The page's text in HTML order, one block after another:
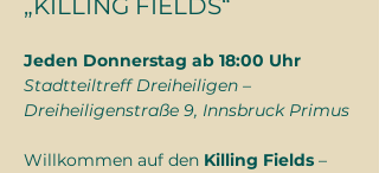
„KILLING FIELDS“
Jeden Donnerstag ab 18:00 Uhr
Stadtteiltreff Dreiheiligen –
Dreiheiligenstraße 9, Innsbruck Primus
Willkommen auf den Killing Fields –